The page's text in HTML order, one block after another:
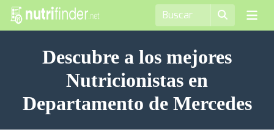
Descubre a los mejores
Nutricionistas en
Departamento de Mercedes